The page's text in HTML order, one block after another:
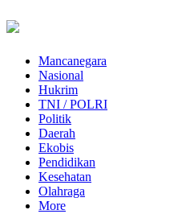
Mancanegara
Nasional
Hukrim
TNI / POLRI
Politik
Daerah
Ekobis
Pendidikan
Kesehatan
Olahraga
More